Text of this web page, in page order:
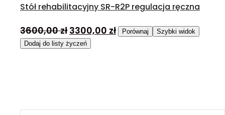
Stół rehabilitacyjny SR-R2P regulacja ręczna
3600,00zł 3300,00 zł Porównaj
Szybki widok
Dodaj do listy życzeń